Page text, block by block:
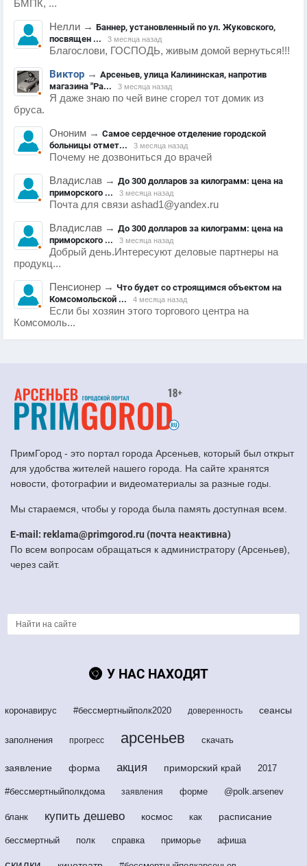
БМПК, ...
Нелли → Баннер, установленный по ул. Жуковского,
посвящен ...
3 месяца назад
Благослови, ГОСПОДЬ, живым домой вернуться!!!
Виктор → Арсеньев, улица Калининская, напротив
магазина "Ра...
3 месяца назад
Я даже знаю по чей вине сгорел тот домик из
бруса.
Ононим → Самое сердечное отделение городской
больницы отмет...
3 месяца назад
Почему не дозвониться до врачей
Владислав → До 300 долларов за килограмм: цена на
приморского ...
3 месяца назад
Почта для связи ashad1@yandex.ru
Владислав → До 300 долларов за килограмм: цена на
приморского ...
3 месяца назад
Добрый день.Интересуют деловые партнеры на
продукц...
Пенсионер → Что будет со строящимся объектом на
Комсомольской ...
4 месяца назад
Если бы хозяин этого торгового центра на
Комсомоль...
ПримГород - это портал города Арсеньев, который был открыт
для удобства жителей нашего города. На сайте хранятся
новости, фотографии и видеоматериалы за разные годы.
Мы стараемся, чтобы у города была память доступная всем.
E-mail: reklama@primgorod.ru (почта неактивна)
По всем вопросам обращаться к администратору (Арсеньев),
через сайт.
У НАС НАХОДЯТ
коронавирус #бессмертныйполк2020 доверенность сеансы
заполнения прогресс арсеньев скачать
заявление форма акция приморский край 2017
#бессмертныйполкдома заявления форме @polk.arsenev
бланк купить дешево космос как расписание
бессмертный полк справка приморье афиша